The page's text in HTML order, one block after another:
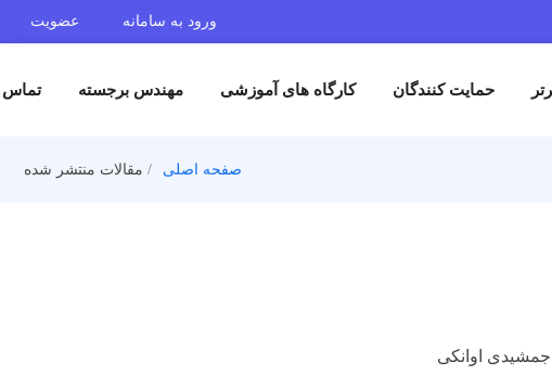
ورود به سامانه عضویت
حمایت کنندگان کارگاه های آموزشی مهندس برجسته تماس
صفحه اصلی مقالات منتشر شده
اوانکی